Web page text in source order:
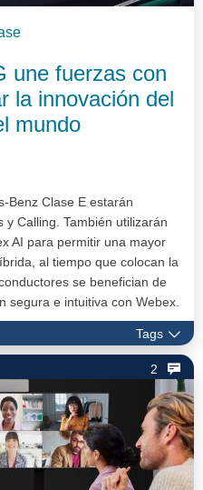
une fuerzas con
la innovación del
mundo
Benz Clase E estarán
Calling. También utilizarán
AI para permitir una mayor
al tiempo que colocan la
se benefician de
segura e intuitiva con Webex.
Tags
2